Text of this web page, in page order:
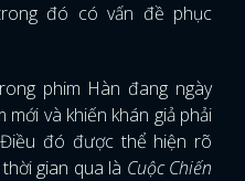
đó có vấn đề phục
phim Hàn đang ngày
và khiến khán giả phải
đó được thể hiện rõ
gian qua là Cuộc Chiến